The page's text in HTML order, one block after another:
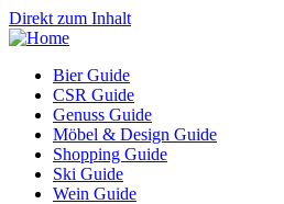
Direkt zum Inhalt
Bier Guide
CSR Guide
Genuss Guide
Möbel & Design Guide
Shopping Guide
Ski Guide
Wein Guide